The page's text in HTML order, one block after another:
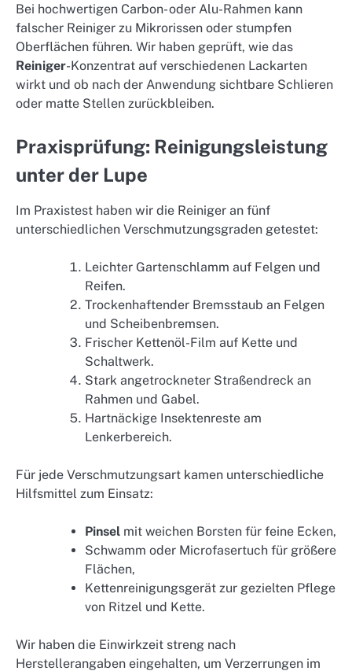
Bei hochwertigen Carbon- oder Alu-Rahmen kann
falscher Reiniger zu Mikrorissen oder stumpfen
Oberflächen führen. Wir haben geprüft, wie das
Reiniger-Konzentrat auf verschiedenen Lackarten
wirkt und ob nach der Anwendung sichtbare Schlieren
oder matte Stellen zurückbleiben.
Praxisprüfung: Reinigungsleistung
unter der Lupe
Im Praxistest haben wir die Reiniger an fünf
unterschiedlichen Verschmutzungsgraden getestet:
Leichter Gartenschlamm auf Felgen und
Reifen.
Trockenhaftender Bremsstaub an Felgen
und Scheibenbremsen.
Frischer Kettenöl-Film auf Kette und
Schaltwerk.
Stark angetrockneter Straßendreck an
Rahmen und Gabel.
Hartnäckige Insektenreste am
Lenkerbereich.
Für jede Verschmutzungsart kamen unterschiedliche
Hilfsmittel zum Einsatz:
Pinsel mit weichen Borsten für feine Ecken,
Schwamm oder Microfasertuch für größere
Flächen,
Kettenreinigungsgerät zur gezielten Pflege
von Ritzel und Kette.
Wir haben die Einwirkzeit streng nach
Herstellerangaben eingehalten, um Verzerrungen im